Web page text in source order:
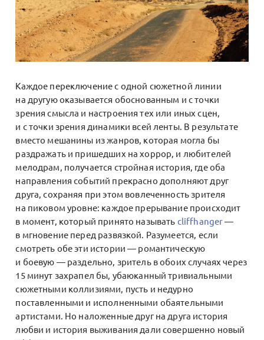
Каждое переключение с одной сюжетной линии
на другую оказывается обоснованным и с точки
зрения смысла и настроения тех или иных сцен,
и с точки зрения динамики всей ленты. В результате
вместо мешанины из жанров, которая могла бы
раздражать и пришедших на хоррор, и любителей
мелодрам, получается стройная история, где оба
направления событий прекрасно дополняют друг
друга, сохраняя при этом вовлеченность зрителя
на пиковом уровне: каждое прерывание происходит
в момент, который принято называть cliffhanger—
в мгновение перед развязкой. Разумеется, если
смотреть обе эти истории — романтическую
и боевую — раздельно, зритель в обоих случаях через
15 минут захрапел бы, убаюканный тривиальными
сюжетными коллизиями, пусть и недурно
поставленными и исполненными обаятельными
артистами. Но наложенные друг на друга история
любви и история выживания дали совершенно новый